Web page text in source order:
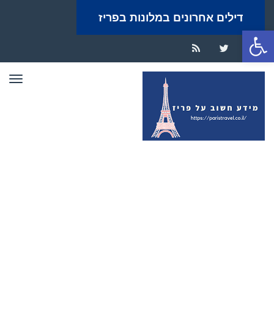
פתח סרגל נגישות
דילים אחרונים במלונות בפריז
Facebook
Twitter
RSS